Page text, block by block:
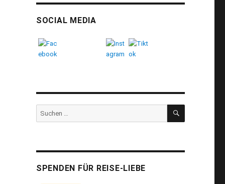
SOCIAL MEDIA
Suchen
nach:
SUCHEN
SPENDEN FÜR REISE-LIEBE